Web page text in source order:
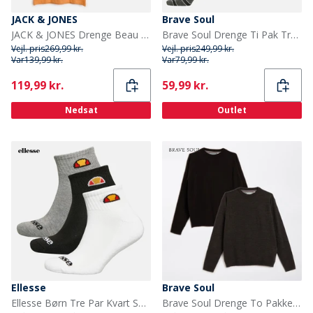
JACK & JONES
JACK & JONES Drenge Beau tre pak T-shirts Quartz Pink
Vejl. pris269,99 kr.
Var139,99 kr.
Current
119,99 kr.
Nedsat
Brave Soul
Brave Soul Drenge Ti Pak Trænings Sokker Multi
Vejl. pris249,99 kr.
Var79,99 kr.
Current
59,99 kr.
Outlet
Ellesse
Ellesse Børn Tre Par Kvart Sokker Multi
Brave Soul
Brave Soul Drenge To Pakke Jumper Multi